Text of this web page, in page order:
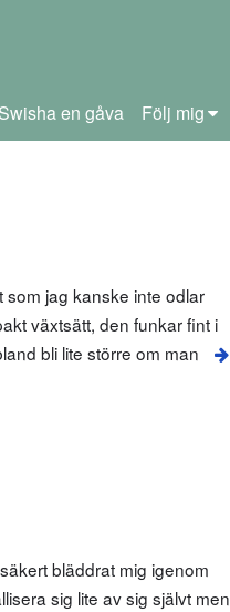
Swisha en gåva Följ mig
jag kanske inte odlar
växtsätt, den funkar fint i
bli lite större om man
bläddrat mig igenom
sig lite av sig självt men